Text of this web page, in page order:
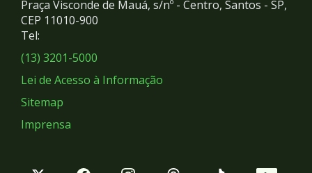
Redes
Sociais
Praça Visconde de Mauá, s/nº - Centro, Santos - SP,
CEP 11010-900
Tel:
(13) 3201-5000
Lei de Acesso à Informação
Sitemap
Imprensa